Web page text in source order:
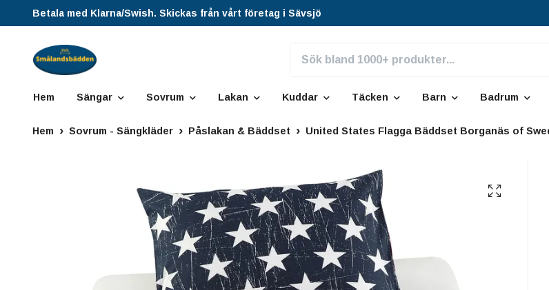
Betala med Klarna/Swish. Skickas från vårt företag i Sävsjö
Hem Sängar Sovrum Lakan Kuddar Täcken Barn Badrum
Hem Sovrum - Sängkläder Påslakan & Bäddset United States Flagga Bäddset Borganäs of